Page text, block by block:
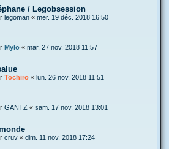
/ Legobsession
legoman « mer. 19 déc. 2018 16:50
Mylo « mar. 27 nov. 2018 11:57
Tochiro « lun. 26 nov. 2018 11:51
GANTZ « sam. 17 nov. 2018 13:01
cruv « dim. 11 nov. 2018 17:24